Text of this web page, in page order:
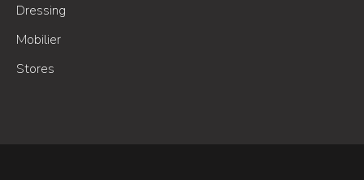
Dressing
Mobilier
Stores